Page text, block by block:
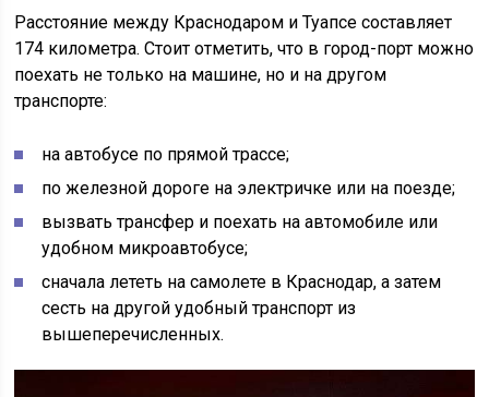
Расстояние между Краснодаром и Туапсе составляет
174 километра. Стоит отметить, что в город-порт можно
поехать не только на машине, но и на другом
транспорте:
на автобусе по прямой трассе;
по железной дороге на электричке или на поезде;
вызвать трансфер и поехать на автомобиле или
удобном микроавтобусе;
сначала лететь на самолете в Краснодар, а затем
сесть на другой удобный транспорт из
вышеперечисленных.